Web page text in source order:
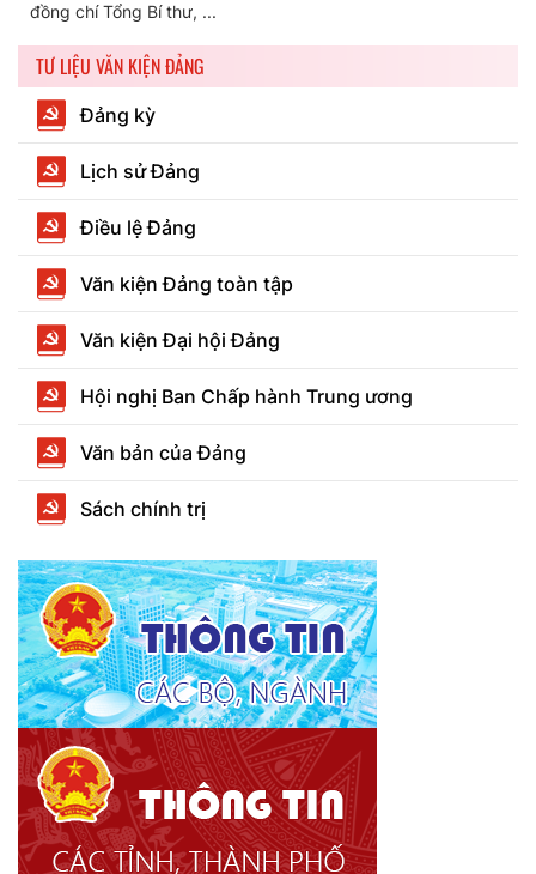
đồng chí Tổng Bí thư, ...
TƯ LIỆU VĂN KIỆN ĐẢNG
Đảng kỳ
Lịch sử Đảng
Điều lệ Đảng
Văn kiện Đảng toàn tập
Văn kiện Đại hội Đảng
Hội nghị Ban Chấp hành Trung ương
Văn bản của Đảng
Sách chính trị